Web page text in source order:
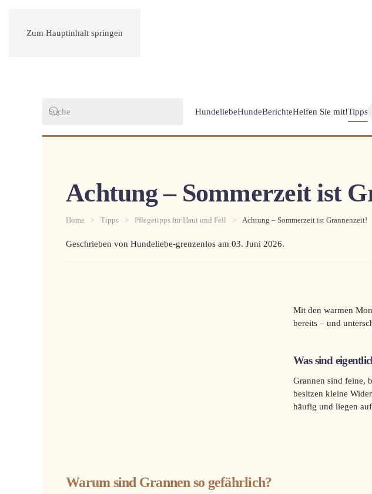
Zum Hauptinhalt springen
HundeliebeHundeBerichteHelfen Sie mit!Tipps
Achtung – Sommerzeit ist
Home Tipps Pflegetipps für Haut und Fell Achtung – Sommerzeit ist Grannenzeit!
Geschrieben von Hundeliebe-grenzenlos am 03. Juni 2026.
Mit den warmen
bereits – und
Was sind
Grannen sind feine,
besitzen kleine
häufig und liegen
Warum sind Grannen so gefährlich?